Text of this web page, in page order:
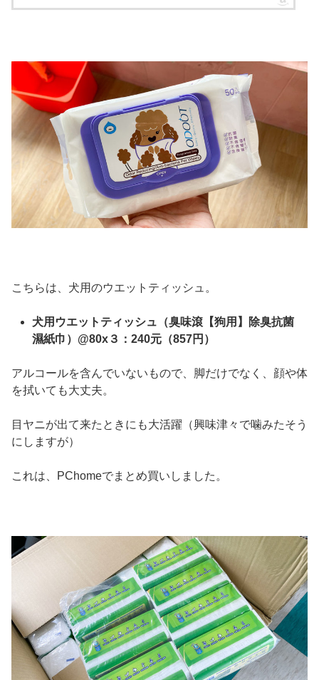
こちらは、犬用のウエットティッシュ。
犬用ウエットティッシュ（臭味滾【狗用】除臭抗菌
濕紙巾）@80x３：240元（857円）
アルコールを含んでいないもので、脚だけでなく、顔や体
を拭いても大丈夫。
目ヤニが出て来たときにも大活躍（興味津々で噛みたそう
にしますが）
これは、PChomeでまとめ買いしました。